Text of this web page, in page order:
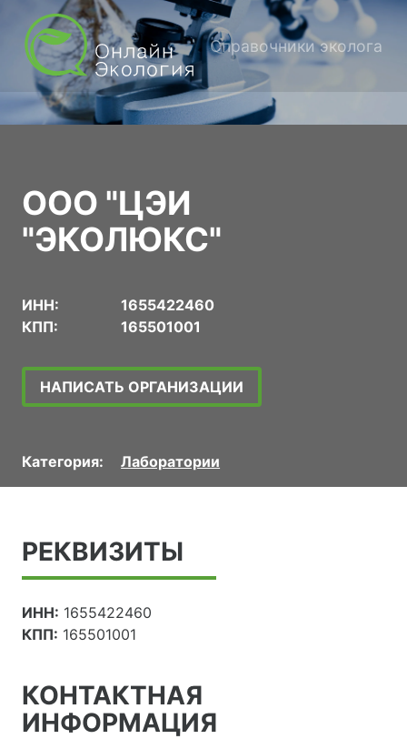
Справочники эколога
ООО "ЦЭИ
"ЭКОЛЮКС"
ИНН:
1655422460
КПП:
165501001
НАПИСАТЬ ОРГАНИЗАЦИИ
Категория: Лаборатории
РЕКВИЗИТЫ
ИНН: 1655422460
КПП: 165501001
КОНТАКТНАЯ
ИНФОРМАЦИЯ